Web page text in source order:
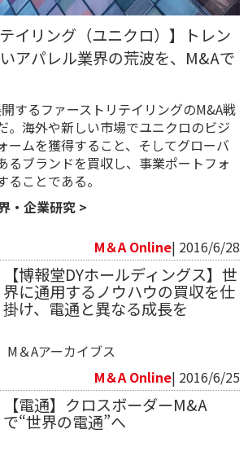
テイリング（ユニクロ）】トレン
アパレル業界の荒波を、M&Aで
するファーストリテイリングのM&A戦
。海外や新しい市場でユニクロのビジ
ームを獲得すること、そしてグローバ
るブランドを買収し、事業ポートフォ
ることである。
・企業研究 >
M＆A Online| 2016/6/28
【博報堂DYホールディングス】世
界に通用するノウハウの買収を仕
掛け、電通と異なる成長を
M＆Aアーカイブス
M＆A Online| 2016/6/25
【電通】クロスボーダーM&A
で“世界の電通”へ